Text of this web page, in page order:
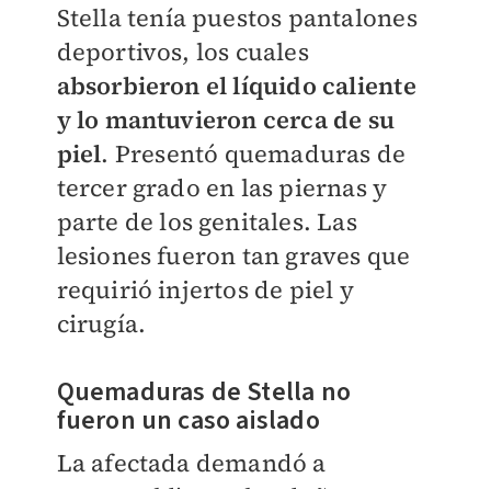
Stella tenía puestos pantalones
deportivos, los cuales
absorbieron el líquido caliente
y lo mantuvieron cerca de su
piel. Presentó quemaduras de
tercer grado en las piernas y
parte de los genitales. Las
lesiones fueron tan graves que
requirió injertos de piel y
cirugía.
Quemaduras de Stella no
fueron un caso aislado
La afectada demandó a